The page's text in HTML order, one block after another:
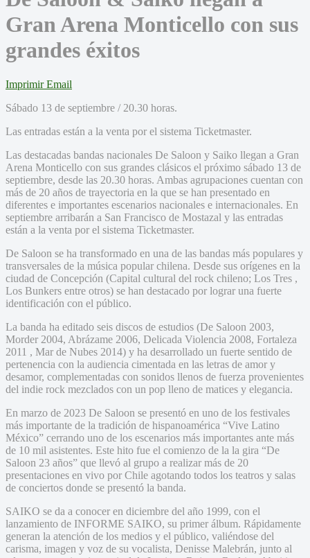
Gran Arena Monticello con sus
grandes éxitos
Imprimir Email
Sábado 13 de septiembre / 20.30 horas.
Las entradas están a la venta por el sistema Ticketmaster.
Las destacadas bandas nacionales De Saloon y Saiko llegan a Gran
Arena Monticello con sus grandes clásicos el próximo sábado 13 de
septiembre, desde las 20.30 horas. Ambas agrupaciones cuentan con
más de 20 años de trayectoria en la que se han presentado en
diferentes e importantes escenarios nacionales e internacionales. En
septiembre arribarán a San Francisco de Mostazal y las entradas
están a la venta por el sistema Ticketmaster.
De Saloon se ha transformado en una de las bandas más populares y
transversales de la música popular chilena. Desde sus orígenes en la
ciudad de Concepción (Capital cultural del rock chileno; Los Tres ,
Los Bunkers entre otros) se han destacado por lograr una fuerte
identificación con el público.
La banda ha editado seis discos de estudios (De Saloon 2003,
Morder 2004, Abrázame 2006, Delicada Violencia 2008, Fortaleza
2011 , Mar de Nubes 2014) y ha desarrollado un fuerte sentido de
pertenencia con la audiencia cimentada en las letras de amor y
desamor, complementadas con sonidos llenos de fuerza provenientes
del indie rock mezclados con un pop lleno de matices y elegancia.
En marzo de 2023 De Saloon se presentó en uno de los festivales
más importante de la tradición de hispanoamérica “Vive Latino
México” cerrando uno de los escenarios más importantes ante más
de 10 mil asistentes. Este hito fue el comienzo de la la gira “De
Saloon 23 años” que llevó al grupo a realizar más de 20
presentaciones en vivo por Chile agotando todos los teatros y salas
de conciertos donde se presentó la banda.
SAIKO se da a conocer en diciembre del año 1999, con el
lanzamiento de INFORME SAIKO, su primer álbum. Rápidamente
generan la atención de los medios y el público, valiéndose del
carisma, imagen y voz de su vocalista, Denisse Malebrán, junto al